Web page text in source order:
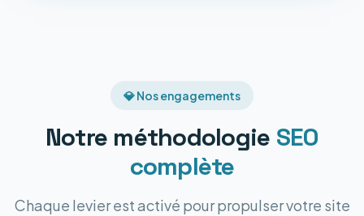
💎 Nos engagements
Notre méthodologie SEO
complète
Chaque levier est activé pour propulser votre site